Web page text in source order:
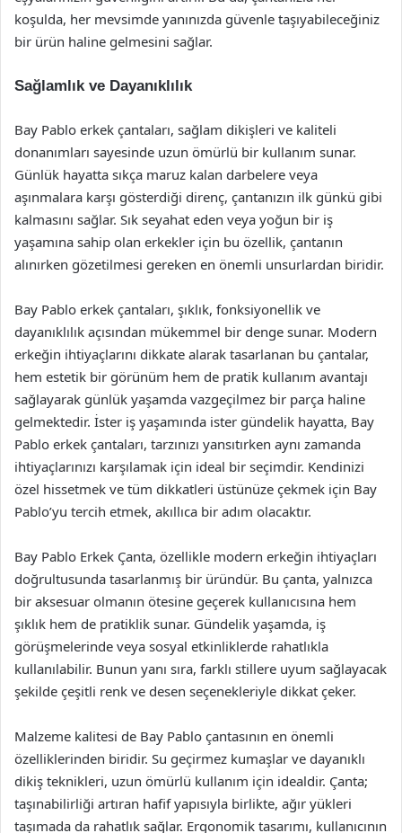
koşulda, her mevsimde yanınızda güvenle taşıyabileceğiniz
bir ürün haline gelmesini sağlar.
Sağlamlık ve Dayanıklılık
Bay Pablo erkek çantaları, sağlam dikişleri ve kaliteli
donanımları sayesinde uzun ömürlü bir kullanım sunar.
Günlük hayatta sıkça maruz kalan darbelere veya
aşınmalara karşı gösterdiği direnç, çantanızın ilk günkü gibi
kalmasını sağlar. Sık seyahat eden veya yoğun bir iş
yaşamına sahip olan erkekler için bu özellik, çantanın
alınırken gözetilmesi gereken en önemli unsurlardan biridir.
Bay Pablo erkek çantaları, şıklık, fonksiyonellik ve
dayanıklılık açısından mükemmel bir denge sunar. Modern
erkeğin ihtiyaçlarını dikkate alarak tasarlanan bu çantalar,
hem estetik bir görünüm hem de pratik kullanım avantajı
sağlayarak günlük yaşamda vazgeçilmez bir parça haline
gelmektedir. İster iş yaşamında ister gündelik hayatta, Bay
Pablo erkek çantaları, tarzınızı yansıtırken aynı zamanda
ihtiyaçlarınızı karşılamak için ideal bir seçimdir. Kendinizi
özel hissetmek ve tüm dikkatleri üstünüze çekmek için Bay
Pablo’yu tercih etmek, akıllıca bir adım olacaktır.
Bay Pablo Erkek Çanta, özellikle modern erkeğin ihtiyaçları
doğrultusunda tasarlanmış bir üründür. Bu çanta, yalnızca
bir aksesuar olmanın ötesine geçerek kullanıcısına hem
şıklık hem de pratiklik sunar. Gündelik yaşamda, iş
görüşmelerinde veya sosyal etkinliklerde rahatlıkla
kullanılabilir. Bunun yanı sıra, farklı stillere uyum sağlayacak
şekilde çeşitli renk ve desen seçenekleriyle dikkat çeker.
Malzeme kalitesi de Bay Pablo çantasının en önemli
özelliklerinden biridir. Su geçirmez kumaşlar ve dayanıklı
dikiş teknikleri, uzun ömürlü kullanım için idealdir. Çanta;
taşınabilirliği artıran hafif yapısıyla birlikte, ağır yükleri
taşımada da rahatlık sağlar. Ergonomik tasarımı, kullanıcının